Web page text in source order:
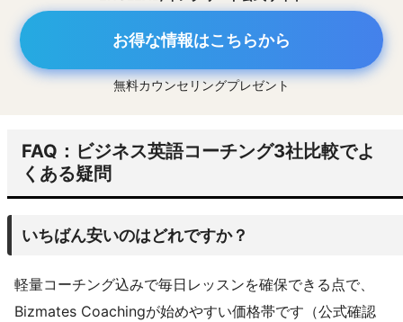
お得な情報はこちらから
無料カウンセリングプレゼント
FAQ：ビジネス英語コーチング3社比較でよ
くある疑問
いちばん安いのはどれですか？
軽量コーチング込みで毎日レッスンを確保できる点で、
Bizmates Coachingが始めやすい価格帯です（公式確認